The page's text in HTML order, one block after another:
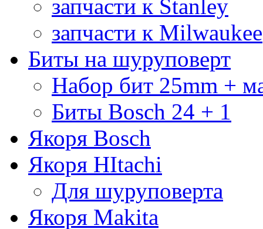
запчасти к Stanley
запчасти к Milwaukee
Биты на шуруповерт
Набор бит 25mm +
Биты Bosch 24 + 1
Якоря Bosch
Якоря HItachi
Для шуруповерта
Якоря Makita